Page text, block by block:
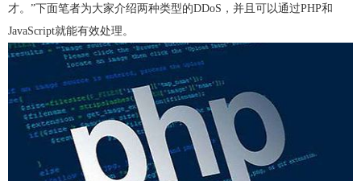
虚拟专网VPN
CDN（敬请期待）
才。”下面笔者为大家介绍两种类型的DDoS，并且可以通过PHP和
JavaScript就能有效处理。